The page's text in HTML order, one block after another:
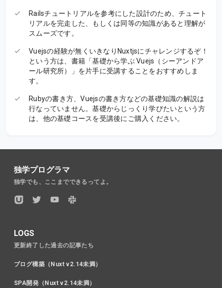
Railsチュートリアルを参考にした設計のため、チュート
リアルを完走した、もしくは同等の知識があると理解が
スムーズです。
Vuejsの経験が無くいきなりNuxtjsにチャレンジするぞ！
という方は、書籍「基礎から学ぶ Vuejs（シーアンドア
ール研究所）」を片手に受講することをおすすめしま
す。
Rubyの書き方、Vuejsの書き方などの基礎知識の解説は
行なっていません。基礎からじっくり学びたいという方
は、他の基礎コースを受講後にご購入ください。
独学プログラマ
独学でも、ここまでできるってよ。
LOGS
更新終了した過去の記事たち
ブログ構築（Nuxt v2.14未満）
SPA開発（Nuxt v2.14未満）